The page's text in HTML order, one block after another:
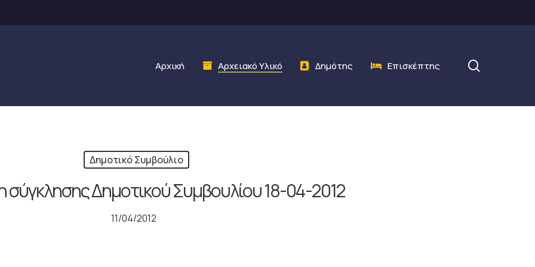
Αρχική Αρχειακό Υλικό Δημότης Επισκέπτης
Δημοτικό Συμβούλιο
σύγκλησης Δημοτικού Συμβουλίου 18-04-2012
11/04/2012